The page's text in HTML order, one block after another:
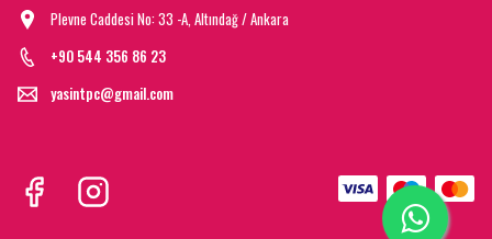
Plevne Caddesi No: 33 -A, Altındağ / Ankara
+90 544 356 86 23
yasintpc@gmail.com